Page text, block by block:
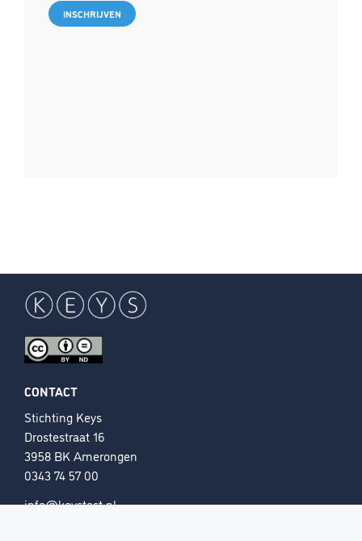
CONTACT
Stichting Keys
Drostestraat 16
3958 BK Amerongen
0343 74 57 00
info@keystest.nl